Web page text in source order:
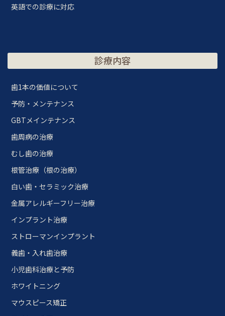
英語での診療に対応
診療内容
歯1本の価値について
予防・メンテナンス
GBTメインテナンス
歯周病の治療
むし歯の治療
根管治療（根の治療）
白い歯・セラミック治療
金属アレルギーフリー治療
インプラント治療
ストローマンインプラント
義歯・入れ歯治療
小児歯科治療と予防
ホワイトニング
マウスピース矯正